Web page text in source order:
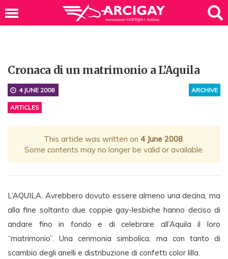
Cronaca di un matrimonio a L’Aquila
ARCHIVE
4 JUNE 2008
ARTICLES
This article was written on 4 June 2008.
Some contents may no longer be valid or available.
L’AQUILA. Avrebbero dovuto essere almeno una decina, ma
alla fine soltanto due coppie gay-lesbiche hanno deciso di
andare fino in fondo e di celebrare all’Aquila il loro
“matrimonio”. Una cerimonia simbolica, ma con tanto di
scambio degli anelli e distribuzione di confetti color lilla.